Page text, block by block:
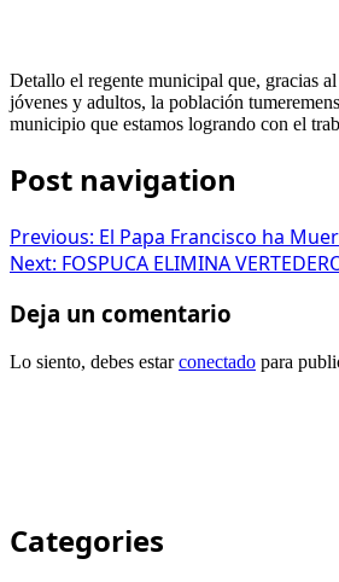
Detallo el regente municipal que, gracias
jóvenes y adultos, la población
municipio que estamos logrando con el
Post navigation
Previous: El Papa Francisco ha
Next: FOSPUCA ELIMINA
Deja un comentario
Lo siento, debes estarconectado para
Categories